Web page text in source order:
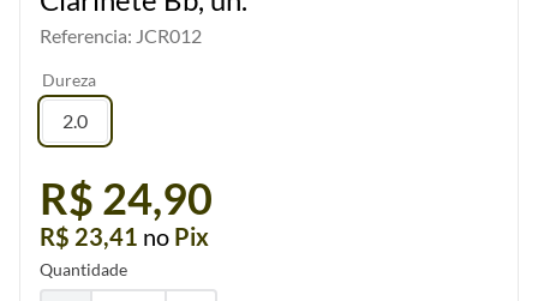
Referencia: JCR012
Dureza
2.0
R$ 24,90
R$ 23,41 no Pix
Quantidade